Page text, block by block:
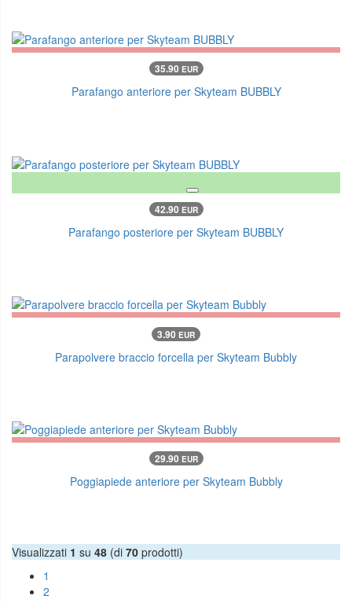
35.90 EUR
Parafango anteriore per Skyteam BUBBLY
42.90 EUR
Parafango posteriore per Skyteam BUBBLY
3.90 EUR
Parapolvere braccio forcella per Skyteam Bubbly
29.90 EUR
Poggiapiede anteriore per Skyteam Bubbly
Visualizzati 1 su 48 (di 70 prodotti)
1
2